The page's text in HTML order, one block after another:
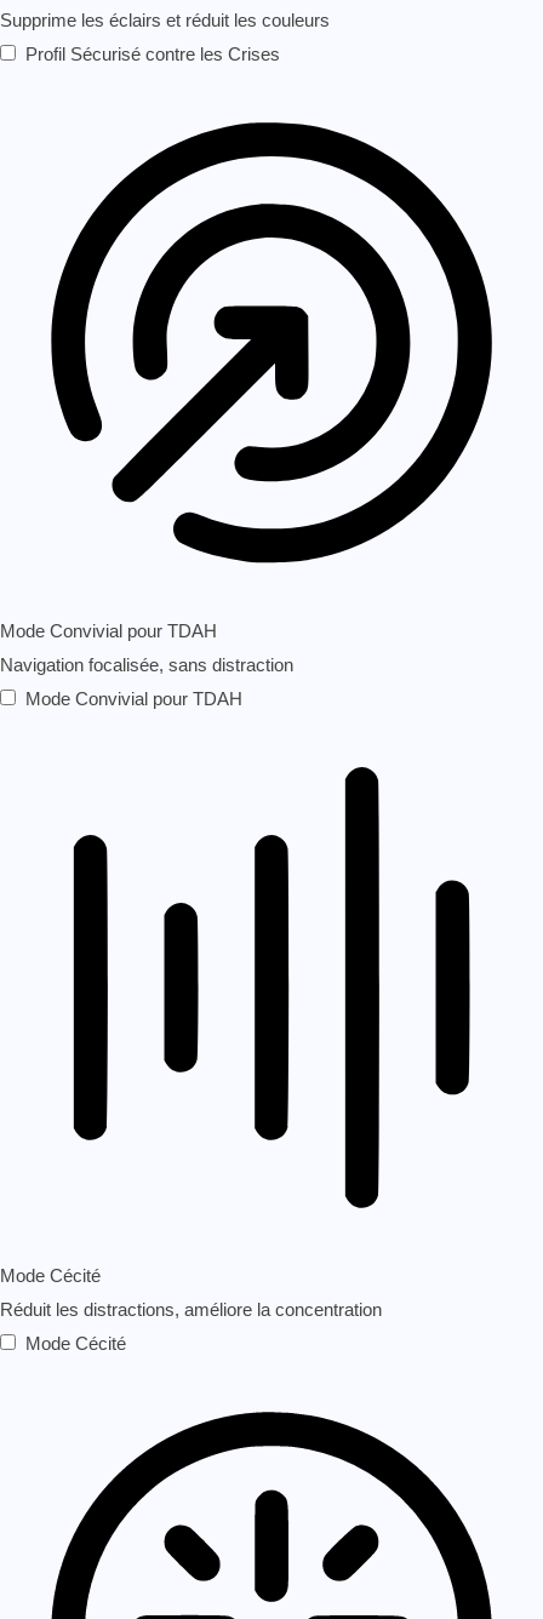
Supprime les éclairs et réduit les couleurs
Profil Sécurisé contre les Crises
Mode Convivial pour TDAH
Navigation focalisée, sans distraction
Mode Convivial pour TDAH
Mode Cécité
Réduit les distractions, améliore la concentration
Mode Cécité